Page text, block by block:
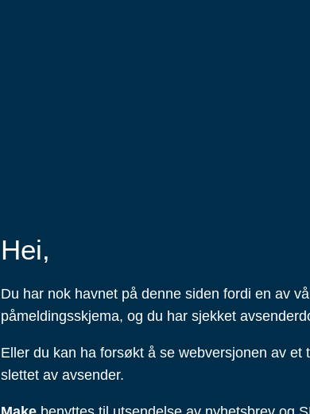
Hei,
Du har nok havnet på denne siden fordi en av
påmeldingsskjema, og du har sjekket
Eller du kan ha forsøkt å se webversjonen av
slettet av avsender.